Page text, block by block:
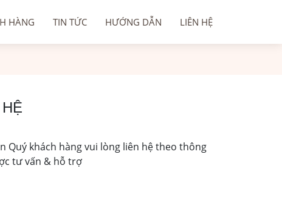
HÀNG TIN TỨC HƯỚNG DẪN LIÊN HỆ
Quý khách hàng vui lòng liên hệ theo thông
tư vấn & hỗ trợ